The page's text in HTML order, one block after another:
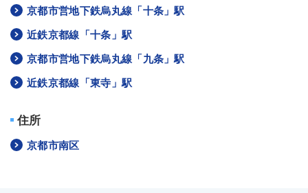
京都市営地下鉄烏丸線「十条」駅
近鉄京都線「十条」駅
京都市営地下鉄烏丸線「九条」駅
近鉄京都線「東寺」駅
住所
京都市南区